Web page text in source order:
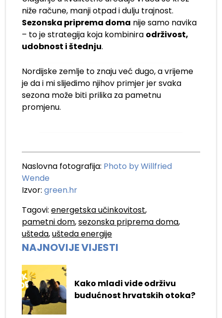
niže račune, manji otpad i dulju trajnost.
Sezonska priprema doma nije samo navika
– to je strategija koja kombinira održivost,
udobnost i štednju.
Nordijske zemlje to znaju već dugo, a vrijeme
je da i mi slijedimo njihov primjer jer svaka
sezona može biti prilika za pametnu
promjenu.
Naslovna fotografija: Photo by Willfried
Wende
Izvor: green.hr
Tagovi: energetska učinkovitost,
pametni dom,sezonska priprema doma,
ušteda,ušteda energije
NAJNOVIJE VIJESTI
Kako mladi vide održivu
budućnost hrvatskih otoka?